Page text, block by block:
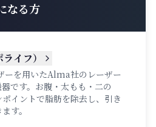
なる方
イフ）
ーを用いたAlma社のレーザー
です。お腹・太もも・二の
イントで脂肪を除去し、引き
す。